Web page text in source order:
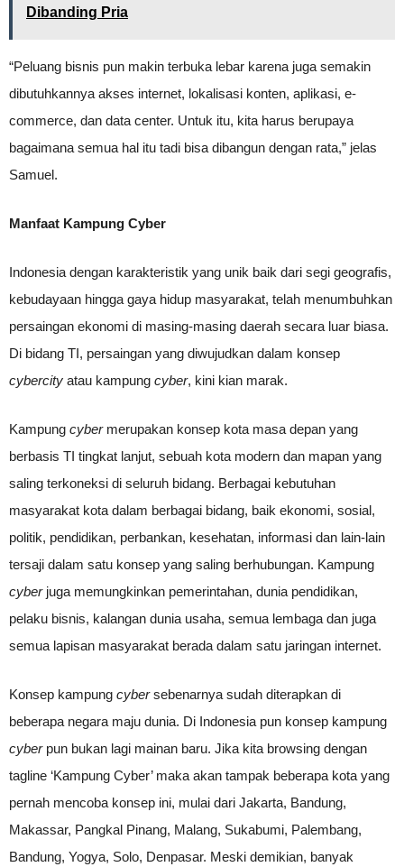
Dibanding Pria
“Peluang bisnis pun makin terbuka lebar karena juga semakin
dibutuhkannya akses internet, lokalisasi konten, aplikasi, e-
commerce, dan data center. Untuk itu, kita harus berupaya
bagaimana semua hal itu tadi bisa dibangun dengan rata,” jelas
Samuel.
Manfaat Kampung Cyber
Indonesia dengan karakteristik yang unik baik dari segi geografis,
kebudayaan hingga gaya hidup masyarakat, telah menumbuhkan
persaingan ekonomi di masing-masing daerah secara luar biasa.
Di bidang TI, persaingan yang diwujudkan dalam konsep
cybercity atau kampung cyber, kini kian marak.
Kampung cybermerupakan konsep kota masa depan yang
berbasis TI tingkat lanjut, sebuah kota modern dan mapan yang
saling terkoneksi di seluruh bidang. Berbagai kebutuhan
masyarakat kota dalam berbagai bidang, baik ekonomi, sosial,
politik, pendidikan, perbankan, kesehatan, informasi dan lain-lain
tersaji dalam satu konsep yang saling berhubungan. Kampung
cyberjuga memungkinkan pemerintahan, dunia pendidikan,
pelaku bisnis, kalangan dunia usaha, semua lembaga dan juga
semua lapisan masyarakat berada dalam satu jaringan internet.
Konsep kampung cybersebenarnya sudah diterapkan di
beberapa negara maju dunia. Di Indonesia pun konsep kampung
cyberpun bukan lagi mainan baru. Jika kita browsing dengan
tagline ‘Kampung Cyber’ maka akan tampak beberapa kota yang
pernah mencoba konsep ini, mulai dari Jakarta, Bandung,
Makassar, Pangkal Pinang, Malang, Sukabumi, Palembang,
Bandung, Yogya, Solo, Denpasar. Meski demikian, banyak